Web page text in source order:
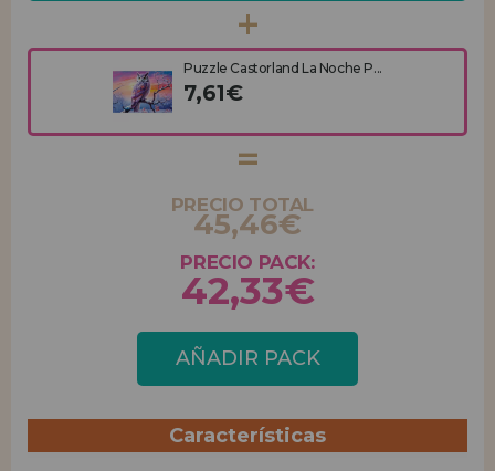
Puzzle Castorland La Noche P...
7,61€
PRECIO TOTAL
45,46€
PRECIO PACK:
42,33€
AÑADIR PACK
Características